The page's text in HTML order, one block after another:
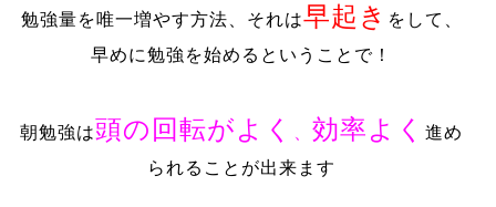
勉強量を唯一増やす方法、それは早起き をして、
早めに勉強を始めるということで！
朝勉強は頭の回転がよく 、効率よく進め
られることが出来ます